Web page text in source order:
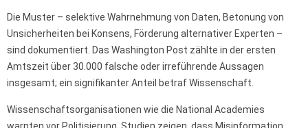
Die Muster – selektive Wahrnehmung von Daten, Betonung von
Unsicherheiten bei Konsens, Förderung alternativer Experten –
sind dokumentiert. Das Washington Post zählte in der ersten
Amtszeit über 30.000 falsche oder irreführende Aussagen
insgesamt; ein signifikanter Anteil betraf Wissenschaft.
Wissenschaftsorganisationen wie die National Academies